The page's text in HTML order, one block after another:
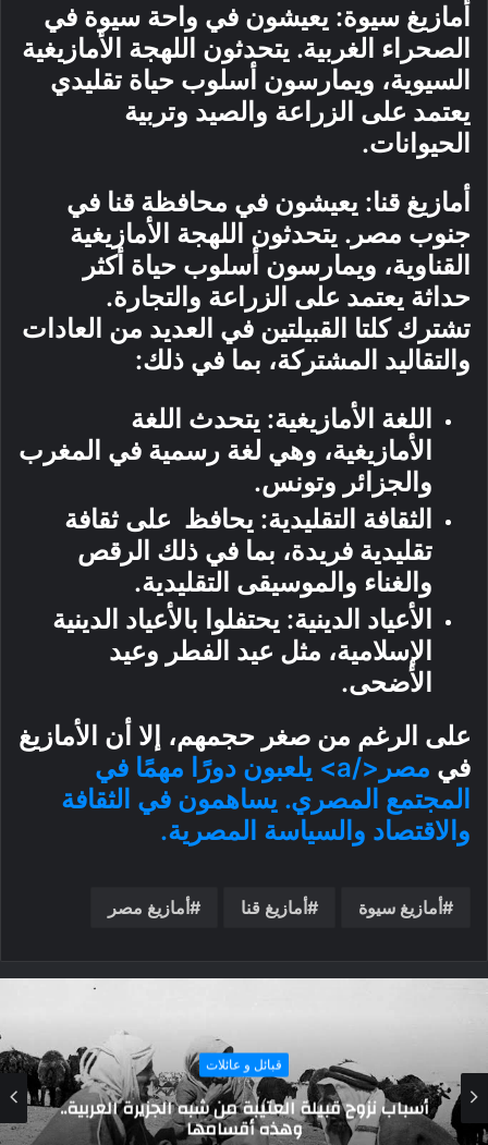
أمازيغ سيوة: يعيشون في واحة سيوة في
الصحراء الغربية. يتحدثون اللهجة الأمازيغية
السيوية، ويمارسون أسلوب حياة تقليدي
يعتمد على الزراعة والصيد وتربية
الحيوانات.
أمازيغ قنا: يعيشون في محافظة قنا في
جنوب مصر. يتحدثون اللهجة الأمازيغية
القناوية، ويمارسون أسلوب حياة أكثر
حداثة يعتمد على الزراعة والتجارة.
تشترك كلتا القبيلتين في العديد من العادات
والتقاليد المشتركة، بما في ذلك:
اللغة الأمازيغية: يتحدث اللغة
الأمازيغية، وهي لغة رسمية في المغرب
والجزائر وتونس.
الثقافة التقليدية: يحافظ على ثقافة
تقليدية فريدة، بما في ذلك الرقص
والغناء والموسيقى التقليدية.
الأعياد الدينية: يحتفلوا بالأعياد الدينية
الإسلامية، مثل عيد الفطر وعيد
الأضحى.
على الرغم من صغر حجمهم، إلا أن الأمازيغ
في
مصر</a> يلعبون دورًا مهمًا في
المجتمع المصري. يساهمون في الثقافة
والاقتصاد والسياسة المصرية.
أمازيغ سيوة أمازيغ قنا أمازيغ مصر
قبائل و عائلات
ما لا تعرفة عن قبائل بني سليم